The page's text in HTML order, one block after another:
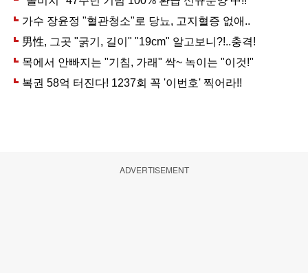
ADVERTISEMENT